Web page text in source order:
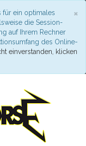
×
für ein optimales
die Session-
auf Ihrem Rechner
des Online-
einverstanden, klicken